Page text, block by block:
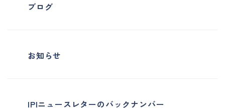
ブログ
お知らせ
IPIニュースレターのバックナンバー